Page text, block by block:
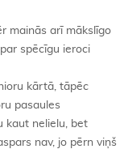
mainās arī mākslīgo
spēcīgu ieroci
kārtā, tāpēc
pasaules
kaut nelielu, bet
nav, jo pērn viņš